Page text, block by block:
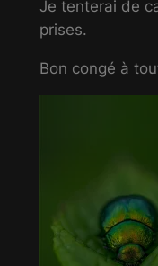
Je tenterai de
prises.
Bon congé à